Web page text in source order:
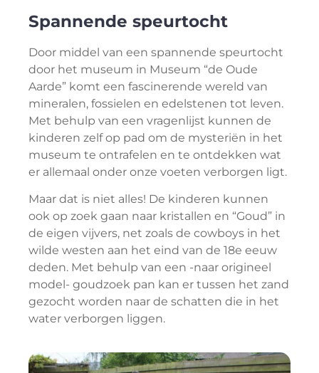
Spannende speurtocht
Door middel van een spannende speurtocht
door het museum in Museum “de Oude
Aarde” komt een fascinerende wereld van
mineralen, fossielen en edelstenen tot leven.
Met behulp van een vragenlijst kunnen de
kinderen zelf op pad om de mysteriën in het
museum te ontrafelen en te ontdekken wat
er allemaal onder onze voeten verborgen ligt.
Maar dat is niet alles! De kinderen kunnen
ook op zoek gaan naar kristallen en “Goud” in
de eigen vijvers, net zoals de cowboys in het
wilde westen aan het eind van de 18e eeuw
deden. Met behulp van een -naar origineel
model- goudzoek pan kan er tussen het zand
gezocht worden naar de schatten die in het
water verborgen liggen.